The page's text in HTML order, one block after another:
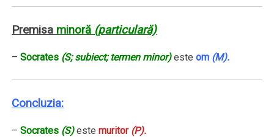
Premisa minoră (particulară)
–Socrates (S; subiect; termen minor)esteom (M).
Concluzia:
–Socrates (S)estemuritor (P).